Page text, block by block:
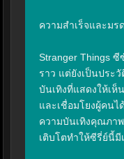
ความสำเร็จและมร
Stranger Things ซี
ราว แต่ยังเป็นประ
บันเทิงที่แสดงให้เ
และเชื่อมโยงผู้คนไ
ความบันเทิงคุณภา
เติบโตทำให้ซีรี่ย์นี้มี